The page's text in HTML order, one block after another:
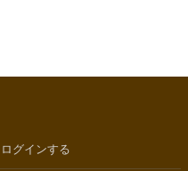
ログインする